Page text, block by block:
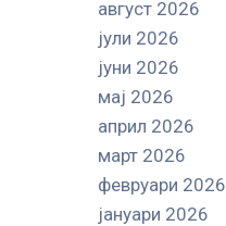
август 2026
јули 2026
јуни 2026
мај 2026
април 2026
март 2026
февруари 2026
јануари 2026